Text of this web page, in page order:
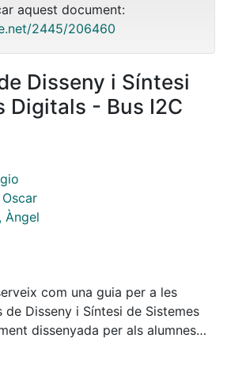
aquest document:
2445/206460
Disseny i Síntesi
Digitals - Bus I2C
Àngel
com una guia per a les
de Disseny i Síntesi de Sistemes
dissenyada per als alumnes
Electrònica de Telecomunicació.